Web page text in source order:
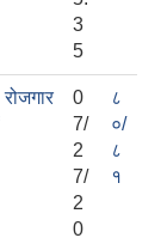
3
5
रोजगार
0
7/
2
7/
2
0
८
०/
८
१